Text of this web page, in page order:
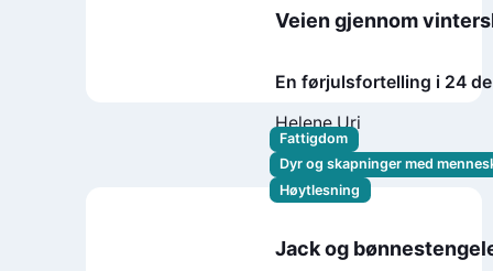
Veien gjennom
En førjulsfortelling i 24
Helene Uri
Fattigdom
Dyr og skapninger med
Høytlesning
Jack og